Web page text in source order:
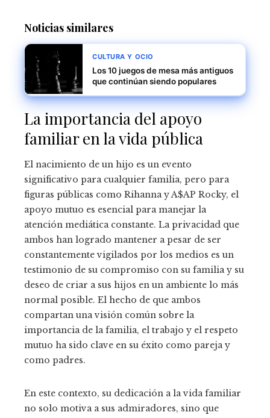
Noticias similares
CULTURA Y OCIO
Los 10 juegos de mesa más antiguos
que continúan siendo populares
La importancia del apoyo
familiar en la vida pública
El nacimiento de un hijo es un evento
significativo para cualquier familia, pero para
figuras públicas como Rihanna y A$AP Rocky, el
apoyo mutuo es esencial para manejar la
atención mediática constante. La privacidad que
ambos han logrado mantener a pesar de ser
constantemente vigilados por los medios es un
testimonio de su compromiso con su familia y su
deseo de criar a sus hijos en un ambiente lo más
normal posible. El hecho de que ambos
compartan una visión común sobre la
importancia de la familia, el trabajo y el respeto
mutuo ha sido clave en su éxito como pareja y
como padres.
En este contexto, su dedicación a la vida familiar
no solo motiva a sus admiradores, sino que